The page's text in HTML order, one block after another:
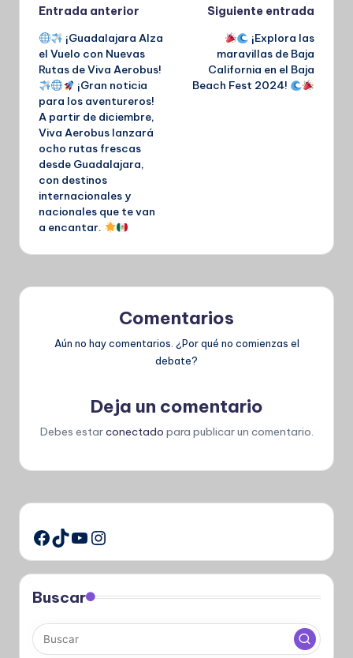
Navegación
de
entradas
Entrada anterior
¡Guadalajara Alza
el Vuelo con Nuevas
Rutas de Viva Aerobus!
¡Gran noticia
para los aventureros!
A partir de diciembre,
Viva Aerobus lanzará
ocho rutas frescas
desde Guadalajara,
con destinos
internacionales y
nacionales que te van
a encantar.
Siguiente entrada
¡Explora las
maravillas de Baja
California en el Baja
Beach Fest 2024!
Comentarios
Aún no hay comentarios. ¿Por qué no comienzas el
debate?
Deja un comentario
Debes estarconectado para publicar un comentario.
Facebook
TikTok
YouTube
Instagram
Buscar